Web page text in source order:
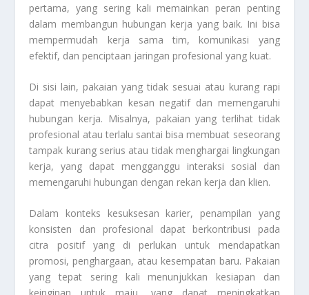
pertama, yang sering kali memainkan peran penting
dalam membangun hubungan kerja yang baik. Ini bisa
mempermudah kerja sama tim, komunikasi yang
efektif, dan penciptaan jaringan profesional yang kuat.
Di sisi lain, pakaian yang tidak sesuai atau kurang rapi
dapat menyebabkan kesan negatif dan memengaruhi
hubungan kerja. Misalnya, pakaian yang terlihat tidak
profesional atau terlalu santai bisa membuat seseorang
tampak kurang serius atau tidak menghargai lingkungan
kerja, yang dapat mengganggu interaksi sosial dan
memengaruhi hubungan dengan rekan kerja dan klien.
Dalam konteks kesuksesan karier, penampilan yang
konsisten dan profesional dapat berkontribusi pada
citra positif yang di perlukan untuk mendapatkan
promosi, penghargaan, atau kesempatan baru. Pakaian
yang tepat sering kali menunjukkan kesiapan dan